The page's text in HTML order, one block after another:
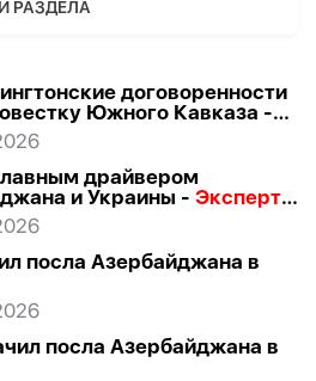
РАЗДЕЛА
договоренности
Южного Кавказа -
драйвером
и Украины - Эксперт о
посла Азербайджана в
посла Азербайджана в